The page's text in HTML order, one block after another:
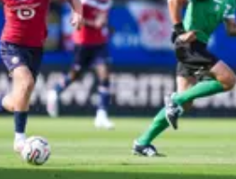
06 décembre 2019 à 19:55 0
medias français critiques et
les medias espagnols
les clubs espagols .